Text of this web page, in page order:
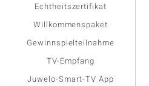
Echtheitszertifikat
Willkommenspaket
Gewinnspielteilnahme
TV-Empfang
Juwelo-Smart-TV App